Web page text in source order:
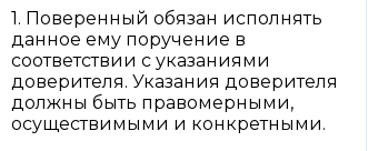
1. Поверенный обязан исполнять
данное ему поручение в
соответствии с указаниями
доверителя. Указания доверителя
должны быть правомерными,
осуществимыми и конкретными.